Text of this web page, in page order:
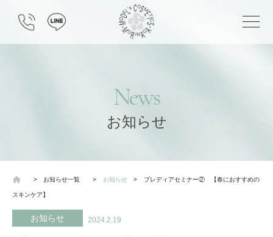
News
お知らせ
> お知らせ一覧 > お知らせ > プレディアセミナー② 【春におすすめの
スキンケア】
お知らせ 2024.2.19